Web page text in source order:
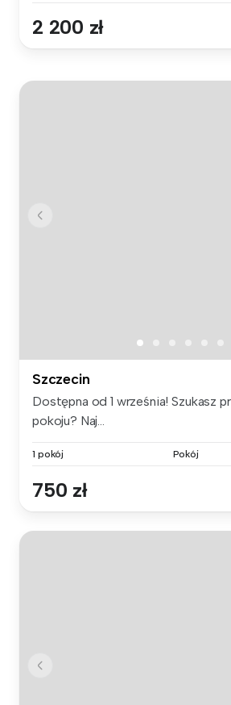
2 200 zł
Szczecin
Dostępna od 1 września! Szukasz
pokoju? Naj...
1 pokój Pokój
750 zł